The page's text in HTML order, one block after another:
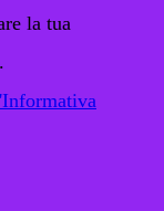
la tua